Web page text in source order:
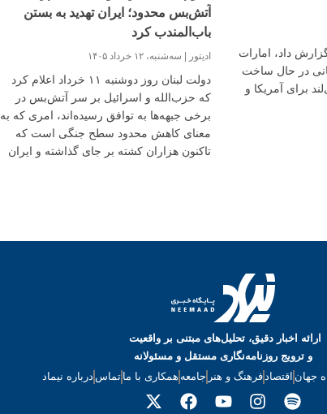
داد، امارات
در حال ساخت
برای آمریکا و
آتش‌بس محدود؛ ایران تهدید به بستن
باب‌المندب کرد
ادیتور سه‌شنبه، ۱۲ خرداد ۱۴۰۵
دولت لبنان روز دوشنبه ۱۱ خرداد اعلام کرد
که حزب‌الله و اسرائیل بر سر آتش‌بس در
برخی جبهه‌ها به توافق رسیده‌اند، امری که به
معنای کاهش محدود سطح جنگی است که
تاکنون هزاران کشته بر جای گذاشته و ایران
ارائه اخبار دقیق، تحلیل‌های مبتنی بر واقعیت
و ترویج روزنامه‌نگاری مستقل و مسئولانه
جهان اقتصادفرهنگ و هنر جامعه همکاری با ما تماس درباره نیماد